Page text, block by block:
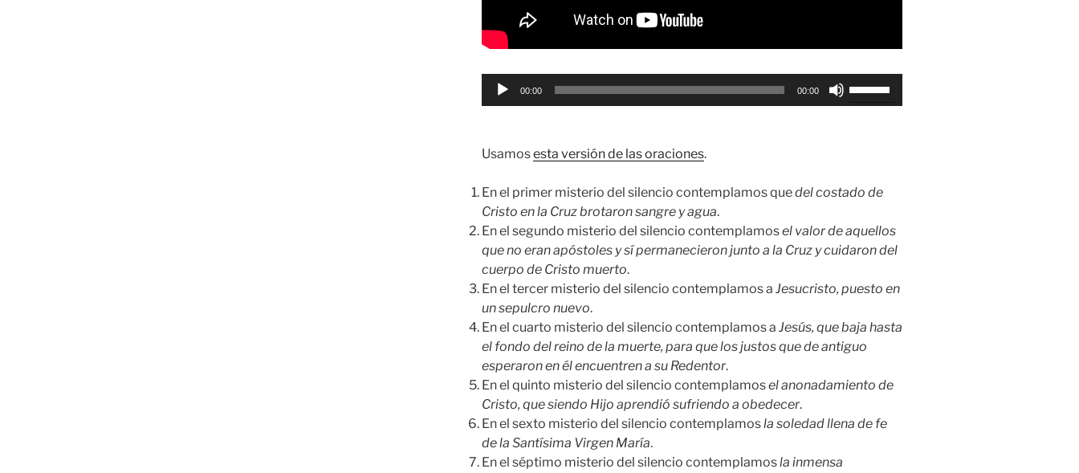
Reproductor
00:00 00:00
para
o
disminuir
volumen.
Usamosesta versión de las oraciones.
En el primer misterio del silencio contemplamos quedel costado de
Cristo en la Cruz brotaron sangre y agua.
En el segundo misterio del silencio contemplamosel valor de aquellos
que no eran apóstoles y sí permanecieron junto a la Cruz y cuidaron del
cuerpo de Cristo muerto.
En el tercer misterio del silencio contemplamos a Jesucristo, puesto en
un sepulcro nuevo.
En el cuarto misterio del silencio contemplamos a Jesús, que baja hasta
el fondo del reino de la muerte, para que los justos que de antiguo
esperaron en él encuentren a su Redentor.
En el quinto misterio del silencio contemplamosel anonadamiento de
Cristo, que siendo Hijo aprendió sufriendo a obedecer.
En el sexto misterio del silencio contemplamosla soledad llena de fe
de la Santísima Virgen María.
En el séptimo misterio del silencio contemplamosla inmensa